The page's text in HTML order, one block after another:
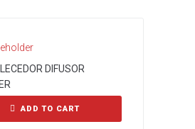
DIFUSOR
ADD TO CART